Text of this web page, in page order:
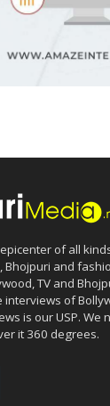
of all
Bhojpuri and
TV and
interviews of
is our USP. We
it 360 degrees.